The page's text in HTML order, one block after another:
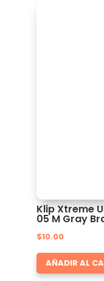
Klip Xtreme
05 M Gray
$10.00
AÑADIR AL